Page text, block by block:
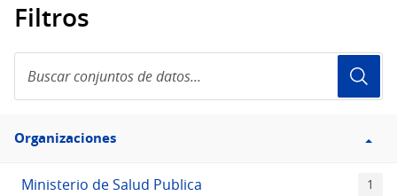
Filtros
conjuntos
de
Filtro
Organizaciones
Organizaciones
Ministerio de Salud Publica 1